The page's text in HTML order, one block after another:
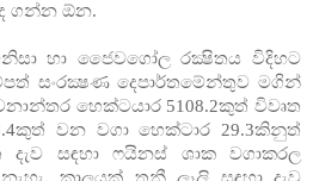
ගන්න ඕන.
හා ජෛවගෝල රක්‍ෂිතය විදිහට
සංරක්‍ෂණ දෙපාර්තමේන්තුව මගින්
හෙක්ටයාර 5108.2කුත් විවෘත
වන වගා හෙක්ටාර 29.3කිනුත්
සඳහා ෆයිනස් ශාක වගාකරල